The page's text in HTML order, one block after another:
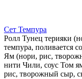
Сет Темпура
Ролл Тунец терияки
темпура, поливается
Ям (нори, рис,
нити Чили, соус Том
рис, творожный сыр,